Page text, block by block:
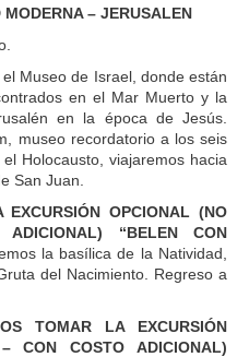
– JERUSALEN
Museo de Israel, donde están
en el Mar Muerto y la
en la época de Jesús.
museo recordatorio a los seis
Holocausto, viajaremos hacia
San Juan.
OPCIONAL (NO
“BELEN CON
la basílica de la Natividad,
del Nacimiento. Regreso a
TOMAR LA EXCURSIÓN
CON COSTO ADICIONAL)